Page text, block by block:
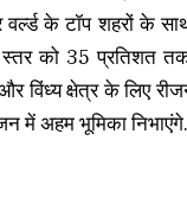
वर्ल्ड के टॉप शहरों के
को 35 प्रतिशत
विंध्य क्षेत्र के लिए
में अहम भूमिका निभाएंगे.